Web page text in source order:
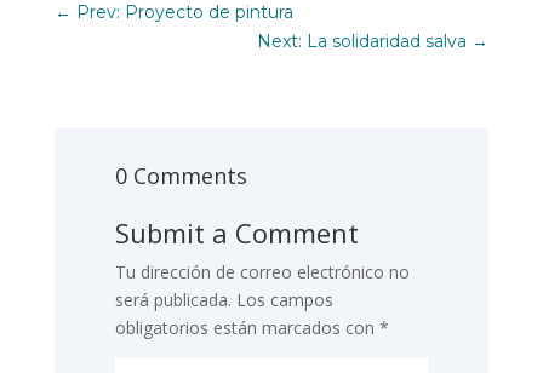
← Prev: Proyecto de pintura
Next: La solidaridad salva →
0 Comments
Submit a Comment
Tu dirección de correo electrónico no
será publicada. Los campos
obligatorios están marcados con *